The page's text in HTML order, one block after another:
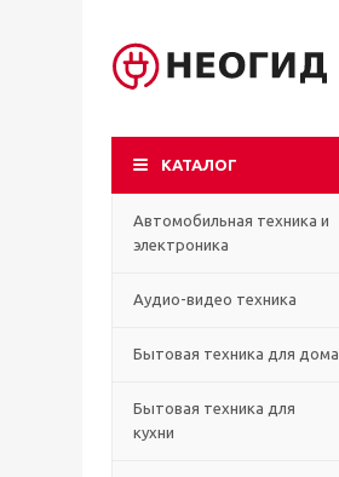
КАТАЛОГ
Автомобильная техника и
электроника
Аудио-видео техника
Бытовая техника для дома
Бытовая техника для
кухни